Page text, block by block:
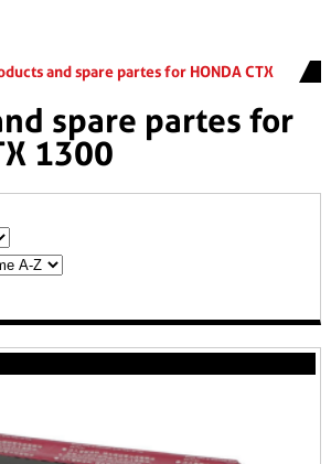
and spare partes for HONDA CTX
spare partes for
1300